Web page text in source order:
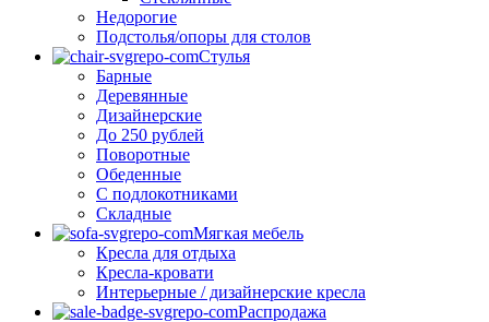
Недорогие
Подстолья/опоры для столов
Стулья
Барные
Деревянные
Дизайнерские
До 250 рублей
Поворотные
Обеденные
С подлокотниками
Складные
Мягкая мебель
Кресла для отдыха
Кресла-кровати
Интерьерные / дизайнерские кресла
Распродажа